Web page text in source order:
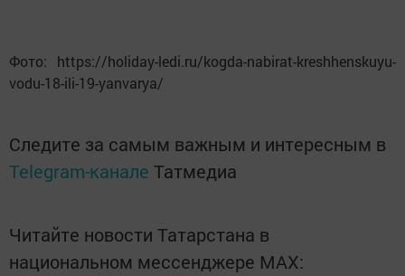
Фото: https://holiday-ledi.ru/kogda-nabirat-kreshhenskuyu-
vodu-18-ili-19-yanvarya/
Следите за самым важным и интересным в
Telegram-канале Татмедиа
Читайте новости Татарстана в
национальном мессенджере MАХ: